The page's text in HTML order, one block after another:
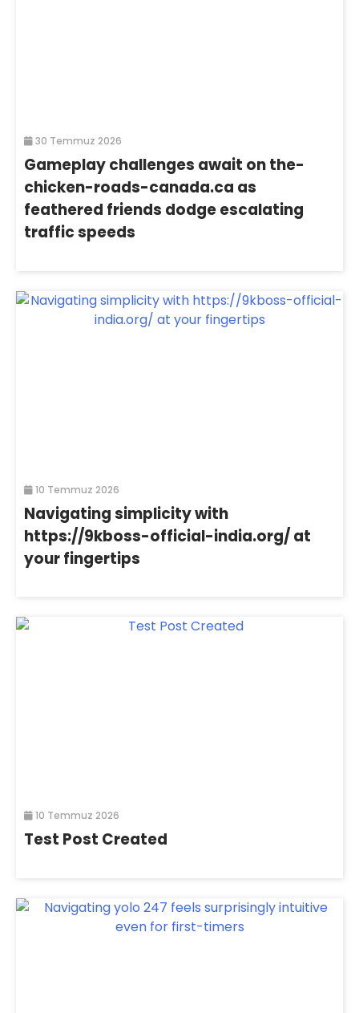
30 Temmuz 2026
Gameplay challenges await on the-
chicken-roads-canada.ca as
feathered friends dodge escalating
traffic speeds
10 Temmuz 2026
Navigating simplicity with
https://9kboss-official-india.org/ at
your fingertips
10 Temmuz 2026
Test Post Created